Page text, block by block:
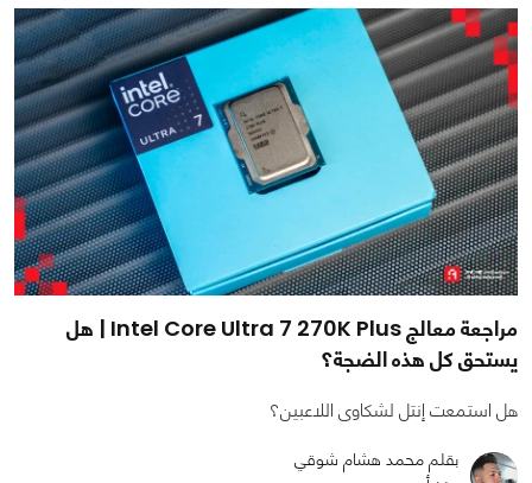
مراجعة معالج Intel Core Ultra 7 270K Plus | هل
يستحق كل هذه الضجة؟
هل استمعت إنتل لشكاوى اللاعبين؟
بقلم محمد هشام شوقي